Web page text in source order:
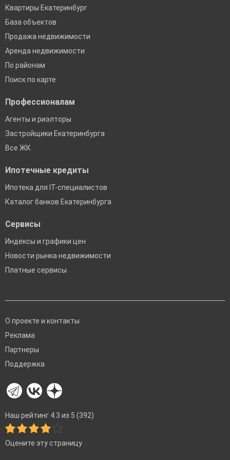
Квартиры Екатеринбург
База объектов
Продажа недвижимости
Аренда недвижимости
По районам
Поиск по карте
Профессионалам
Агенты и риэлторы
Застройщики Екатеринбурга
Все ЖК
Ипотечные кредиты
Ипотека для IT-специалистов
Каталог банков Екатеринбурга
Сервисы
Индексы и графики цен
Новости рынка недвижимости
Платные сервисы
О проекте и контакты
Реклама
Партнеры
Поддержка
Наш рейтинг 4.3 из 5 (392)
Оцените эту страницу